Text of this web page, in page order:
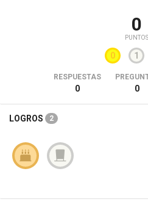
0
PUNTOS
0 1
RESPUESTAS
0 0
LOGROS 2